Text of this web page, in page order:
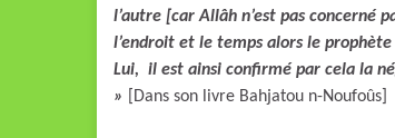
l’autre [car Allâh n’est pas concerné
l’endroit et le temps alors le
Lui, il est ainsi confirmé par cela la
»
[Dans son livre Bahjatou n-Noufoûs]